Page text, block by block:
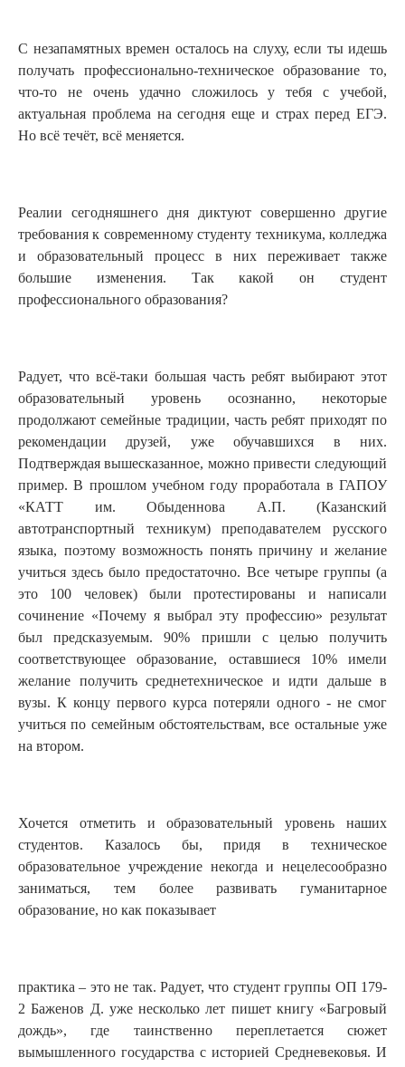
С незапамятных времен осталось на слуху, если ты идешь
получать профессионально-техническое образование то,
что-то не очень удачно сложилось у тебя с учебой,
актуальная проблема на сегодня еще и страх перед ЕГЭ.
Но всё течёт, всё меняется.
Реалии сегодняшнего дня диктуют совершенно другие
требования к современному студенту техникума, колледжа
и образовательный процесс в них переживает также
большие изменения. Так какой он студент
профессионального образования?
Радует, что всё-таки большая часть ребят выбирают этот
образовательный уровень осознанно, некоторые
продолжают семейные традиции, часть ребят приходят по
рекомендации друзей, уже обучавшихся в них.
Подтверждая вышесказанное, можно привести следующий
пример. В прошлом учебном году проработала в ГАПОУ
«КАТТ им. Обыденнова А.П. (Казанский
автотранспортный техникум) преподавателем русского
языка, поэтому возможность понять причину и желание
учиться здесь было предостаточно. Все четыре группы (а
это 100 человек) были протестированы и написали
сочинение «Почему я выбрал эту профессию» результат
был предсказуемым. 90% пришли с целью получить
соответствующее образование, оставшиеся 10% имели
желание получить среднетехническое и идти дальше в
вузы. К концу первого курса потеряли одного - не смог
учиться по семейным обстоятельствам, все остальные уже
на втором.
Хочется отметить и образовательный уровень наших
студентов. Казалось бы, придя в техническое
образовательное учреждение некогда и нецелесообразно
заниматься, тем более развивать гуманитарное
образование, но как показывает
практика – это не так. Радует, что студент группы ОП 179-
2 Баженов Д. уже несколько лет пишет книгу «Багровый
дождь», где таинственно переплетается сюжет
вымышленного государства с историей Средневековья. И